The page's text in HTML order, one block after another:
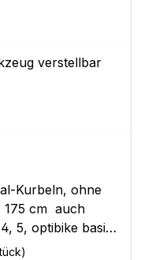
verstellbar
Kurbeln, ohne
175 cm auch
5, optibike basic,